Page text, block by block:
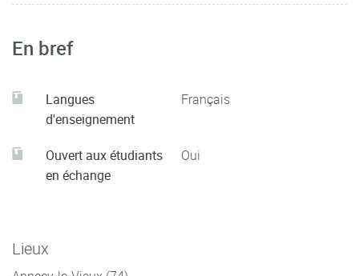
En bref
Langues
d'enseignement
Français
Ouvert aux étudiants
en échange
Oui
Lieux